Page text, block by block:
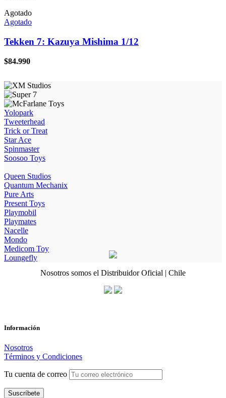
Agotado
Agotado
Tekken 7: Kazuya Mishima 1/12
$84.990
Yolopark
Tweeterhead
Trick or Treat
Star Ace
Spinmaster
Soosoo Toys
Queen Studios
Quantum Mechanix
Pure Arts
Present Toys
Playmobil
Playmates
Nacelle
Mondo
Medicom Toy
Loungefly
Nosotros somos el Distribuidor Oficial | Chile
Información
Nosotros
Términos y Condiciones
Tu cuenta de correo